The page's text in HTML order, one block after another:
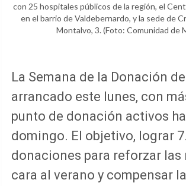
con 25 hospitales públicos de la región, el
en el barrio de Valdebernardo, y la sede de
Montalvo, 3.(Foto: Comunidad de
La Semana de la Donación
arrancado este lunes, con
punto de donación activos
domingo. El objetivo, lograr
donaciones para reforzar las
cara al verano y compensar